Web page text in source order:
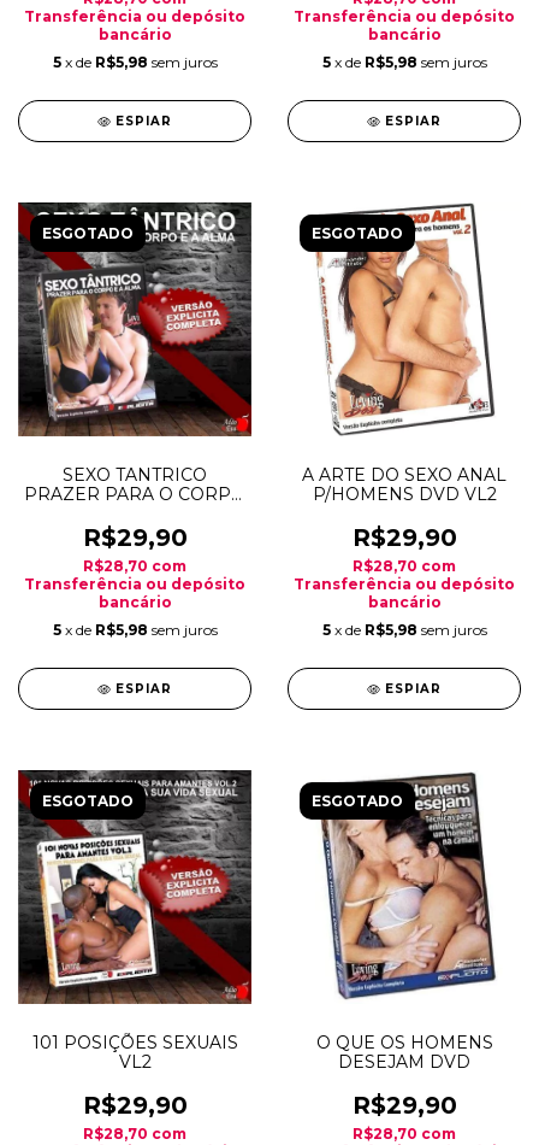
Transferência ou depósito
bancário
5 x de R$5,98 sem juros
ESPIAR
Transferência ou depósito
bancário
5 x de R$5,98 sem juros
ESPIAR
ESGOTADO
SEXO TANTRICO
PRAZER PARA O CORPO
R$29,90
R$28,70 com
Transferência ou depósito
bancário
5 x de R$5,98 sem juros
ESPIAR
ESGOTADO
A ARTE DO SEXO ANAL
P/HOMENS DVD VL2
R$29,90
R$28,70 com
Transferência ou depósito
bancário
5 x de R$5,98 sem juros
ESPIAR
ESGOTADO
101 POSIÇÕES SEXUAIS
VL2
R$29,90
R$28,70 com
ESGOTADO
O QUE OS HOMENS
DESEJAM DVD
R$29,90
R$28,70 com